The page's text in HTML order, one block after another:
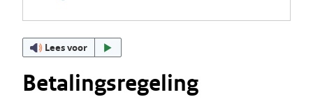
Lees voor
Betalingsregeling